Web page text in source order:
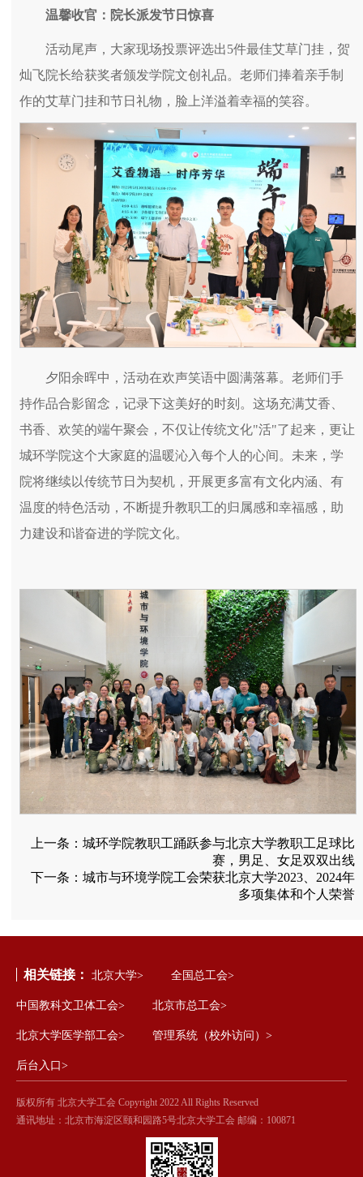
温馨收官：院长派发节日惊喜
活动尾声，大家现场投票评选出5件最佳艾草门挂，贺
灿飞院长给获奖者颁发学院文创礼品。老师们捧着亲手制
作的艾草门挂和节日礼物，脸上洋溢着幸福的笑容。
夕阳余晖中，活动在欢声笑语中圆满落幕。老师们手
持作品合影留念，记录下这美好的时刻。这场充满艾香、
书香、欢笑的端午聚会，不仅让传统文化"活"了起来，更让
城环学院这个大家庭的温暖沁入每个人的心间。未来，学
院将继续以传统节日为契机，开展更多富有文化内涵、有
温度的特色活动，不断提升教职工的归属感和幸福感，助
力建设和谐奋进的学院文化。
上一条： 城环学院教职工踊跃参与北京大学教职工足球比
赛，男足、女足双双出线
下一条： 城市与环境学院工会荣获北京大学2023、2024年
多项集体和个人荣誉
相关链接： 北京大学> 全国总工会>
中国教科文卫体工会> 北京市总工会>
北京大学医学部工会> 管理系统（校外访问）>
后台入口>
版权所有 北京大学工会 Copyright 2022 All Rights Reserved
通讯地址：北京市海淀区颐和园路5号北京大学工会 邮编：100871